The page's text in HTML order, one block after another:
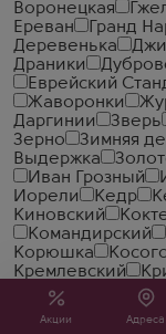
Акции Адреса
Воронецкая
Ереван
Гранд
Деревенька
Драники
Еврейский
Жаворонки
Даргинии
Зверь
Зерно
Зимняя
Выдержка
Иван Грозный
Иорели
Кедр
Киновский
Командирский
Корюшка
Кремлевский
Ламоника
Лезгинка
лошадка
Методъ